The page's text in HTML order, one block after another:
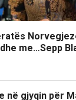
me…Sepp
në gjyqin për